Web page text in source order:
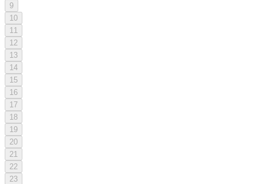
9
10
11
12
13
14
15
16
17
18
19
20
21
22
23